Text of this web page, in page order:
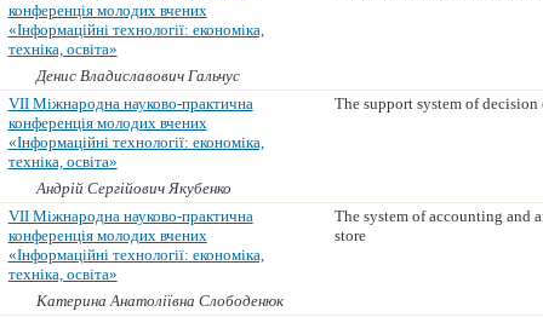
конференція молодих вчених
«Інформаційні технології: економіка,
техніка, освіта»
Денис Владиславович Гальчус
VII Міжнародна науково-практична
конференція молодих вчених
«Інформаційні технології: економіка,
техніка, освіта»
The support system of
Андрій Сергійович Якубенко
VII Міжнародна науково-практична
конференція молодих вчених
«Інформаційні технології: економіка,
техніка, освіта»
The system of accounting and
store
Катерина Анатоліївна Слободенюк